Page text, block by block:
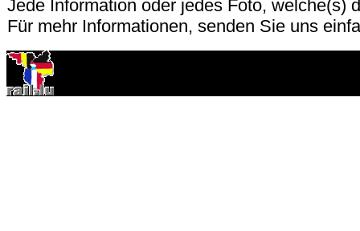
Jede Information oder jedes Foto, welche(s)
Für mehr Informationen, senden Sie uns